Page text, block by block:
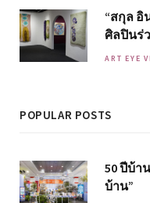
“สกุล
ศิลปินร่
ART EYE
POPULAR POSTS
50 ปีบ้า
บ้าน”